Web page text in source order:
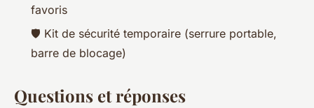
favoris
🛡️ Kit de sécurité temporaire (serrure portable,
barre de blocage)
Questions et réponses